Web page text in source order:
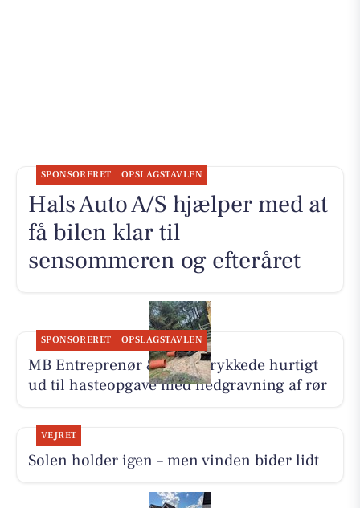
SPONSORERET OPSLAGSTAVLEN
Hals Auto A/S hjælper med at
få bilen klar til
sensommeren og efteråret
SPONSORERET OPSLAGSTAVLEN
MB Entreprenør & Anlæg rykkede hurtigt
ud til hasteopgave med nedgravning af rør
VEJRET
Solen holder igen – men vinden bider lidt